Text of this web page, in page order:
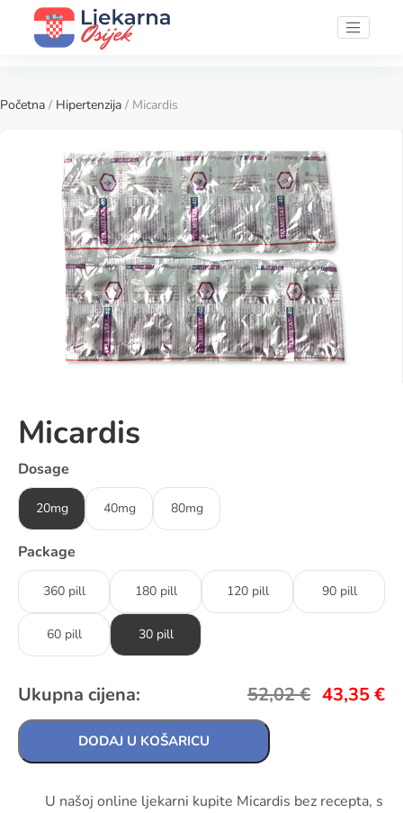
Početna / Hipertenzija / Micardis
Micardis
Dosage
20mg 40mg 80mg
Package
360 pill 180 pill 120 pill 90 pill
60 pill 30 pill
Ukupna cijena: 52,02€ 43,35€
DODAJ U KOŠARICU
U našoj online ljekarni kupite Micardis bez recepta, s